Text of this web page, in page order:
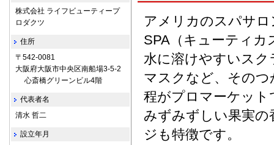
アメリカのスパサロ
SPA（キューティカ
水に溶けやすいス
マスクなど、その
程がプロマーケッ
みずみずしい果実
ジも特徴です。
株式会社 ライフビューティープ
ロダクツ
住所
〒542-0081
大阪府大阪市中央区南船場3-5-2
心斎橋グリーンビル4階
代表者名
清水 哲二
設立年月